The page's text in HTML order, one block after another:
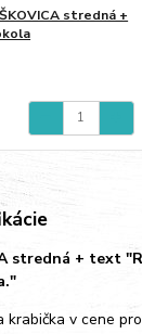
stredná +
stredná + text
krabička v cene